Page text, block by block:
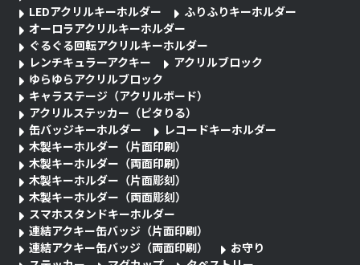
LEDアクリルキーホルダー
ふりふりキーホルダー
オーロラアクリルキーホルダー
ぐるぐる回転アクリルキーホルダー
レンチキュラーアクキー
アクリルブロック
ゆらゆらアクリルブロック
キャラステージ（アクリルボード）
アクリルステッカー（ピタりる）
缶バッジキーホルダー
レコードキーホルダー
木製キーホルダー（片面印刷）
木製キーホルダー（両面印刷）
木製キーホルダー（片面彫刻）
木製キーホルダー（両面彫刻）
スマホスタンドキーホルダー
連結アクキー缶バッジ（片面印刷）
連結アクキー缶バッジ（両面印刷）
お守り